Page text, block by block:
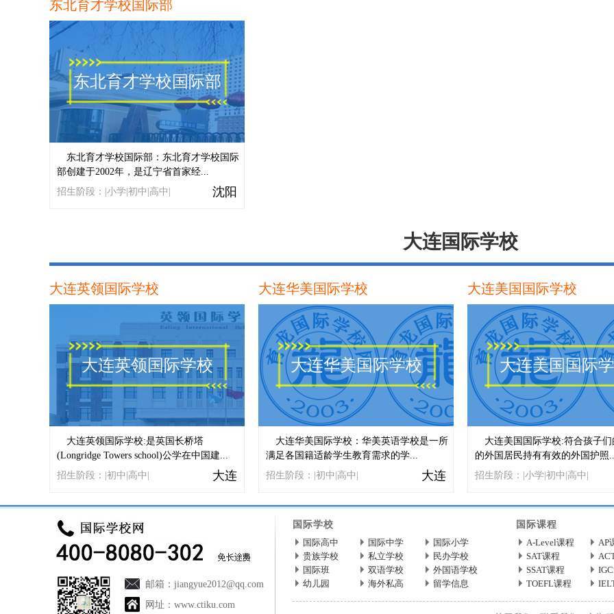
东北育才学校国际部
东北育才学校国际部
东北育才学校国际部：东北育才学校国际
部创建于2002年，是辽宁省首家经...
招生阶段：|小学|初中|高中|
沈阳
大连国际学校
大连英领国际学校
大连英领国际学校
大连英领国际学校:是英国长桥塔
(Longridge Towers school)公学在中国建...
招生阶段：|初中|高中|
大连
大连华美国际学校
大连华美国际学校
大连华美国际学校：华美英语学校是一所
满足各国籍适龄学生教育需求的学...
招生阶段：|初中|高中|
大连
大连美国国际学校
大连美国国际
大连美国国际学校:符合孩子
的外国居民持有有效的外国护照
招生阶段：|小学|初中|高中|
邮箱： jiangyue2012@qq.com
网址： www.ctiku.com
国际学校 国际课程
国际高中
国际中学
国际小学
贵族学校
私立学校
民办学校
国际班
双语学校
外国语学校
幼儿园
海外私高 留学信息
A-Level课程 AP
SAT课程
SSAT课程
TOEFL课程